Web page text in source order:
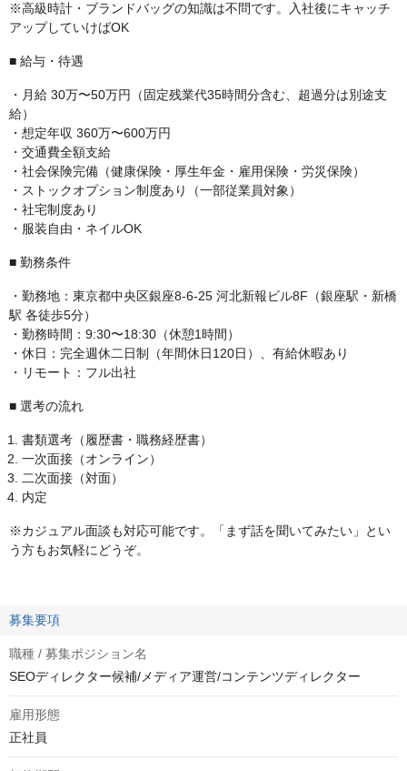
※高級時計・ブランドバッグの知識は不問です。入社後にキャッチ
アップしていけばOK
■ 給与・待遇
・月給 30万〜50万円（固定残業代35時間分含む、超過分は別途支
給）
・想定年収 360万〜600万円
・交通費全額支給
・社会保険完備（健康保険・厚生年金・雇用保険・労災保険）
・ストックオプション制度あり（一部従業員対象）
・社宅制度あり
・服装自由・ネイルOK
■ 勤務条件
・勤務地：東京都中央区銀座8-6-25 河北新報ビル8F（銀座駅・新橋
駅 各徒歩5分）
・勤務時間：9:30〜18:30（休憩1時間）
・休日：完全週休二日制（年間休日120日）、有給休暇あり
・リモート：フル出社
■ 選考の流れ
書類選考（履歴書・職務経歴書）
一次面接（オンライン）
二次面接（対面）
内定
※カジュアル面談も対応可能です。「まず話を聞いてみたい」とい
う方もお気軽にどうぞ。
募集要項
職種 / 募集ポジション名
SEOディレクター候補/メディア運営/コンテンツディレクター
雇用形態
正社員